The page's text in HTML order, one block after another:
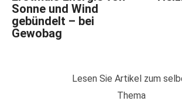
Sonne und Wind
gebündelt – bei
Gewobag
Lesen Sie Artikel zum
Thema